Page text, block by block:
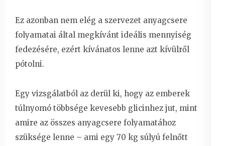
Ez azonban nem elég a szervezet anyagcsere
folyamatai által megkívánt ideális mennyiség
fedezésére, ezért kívánatos lenne azt kívülről
pótolni.
Egy vizsgálatból az derül ki, hogy az emberek
túlnyomó többsége kevesebb glicinhez jut, mint
amire az összes anyagcsere folyamatához
szüksége lenne – ami egy 70 kg súlyú felnőtt